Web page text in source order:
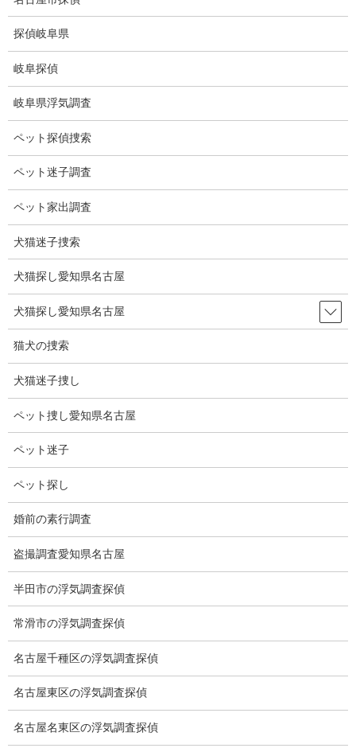
に
動
ョ
に
動
愛西市の浮気調査探偵
HOME 愛西市の浮気調査探偵
愛西市浮気調査
愛知県愛西市の
探偵、浮気調
査、盗聴調査は
愛知県のミライ
せください。
点としている愛
知県の浮気調査
おひとりで問題を抱え込まないでください。
賜わります。
浮気調査専門の探偵が浮気証拠を押え解決に導きます。
弊社は必ず、お客様のお力になります。
無料相談専用電話 10:00～17:00〔不定休〕
070-2678-3739
営業電話・非通知電話・公衆電話等お断り
お問い合わせフォーム
総合探偵社ミライリサーチ
探偵岐阜県
岐阜探偵
岐阜県浮気調査
ペット探偵捜索
ペット迷子調査
ペット家出調査
犬猫迷子捜索
犬猫探し愛知県名古屋
犬猫探し愛知県名古屋
猫犬の捜索
犬猫迷子捜し
ペット捜し愛知県名古屋
ペット迷子
ペット探し
婚前の素行調査
盗撮調査愛知県名古屋
半田市の浮気調査探偵
常滑市の浮気調査探偵
名古屋千種区の浮気調査探偵
名古屋東区の浮気調査探偵
名古屋名東区の浮気調査探偵